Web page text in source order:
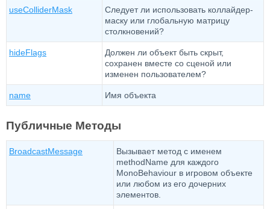
useColliderMask
Следует ли использовать коллайдер-
маску или глобальную матрицу
столкновений?
hideFlags
Должен ли объект быть скрыт,
сохранен вместе со сценой или
изменен пользователем?
name Имя объекта
Публичные Методы
BroadcastMessage
Вызывает метод с именем
methodName для каждого
MonoBehaviour в игровом объекте
или любом из его дочерних
элементов.